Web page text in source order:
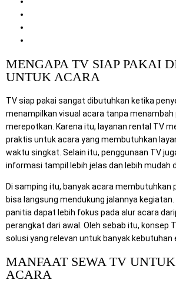
MENGAPA TV SIAP PAKAI
UNTUK ACARA
TV siap pakai sangat dibutuhkan ketika
menampilkan visual acara tanpa
merepotkan. Karena itu, layanan rental TV
praktis untuk acara yang membutuhkan
waktu singkat. Selain itu, penggunaan TV
informasi tampil lebih jelas dan lebih mudah
Di samping itu, banyak acara membutuhkan
bisa langsung mendukung jalannya
panitia dapat lebih fokus pada alur acara
perangkat dari awal. Oleh sebab itu, konsep
solusi yang relevan untuk banyak kebutuhan
MANFAAT SEWA TV
ACARA